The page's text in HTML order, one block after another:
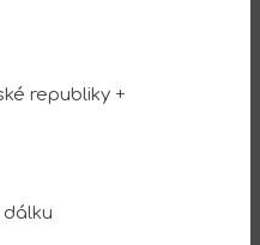
republiky +
dálku